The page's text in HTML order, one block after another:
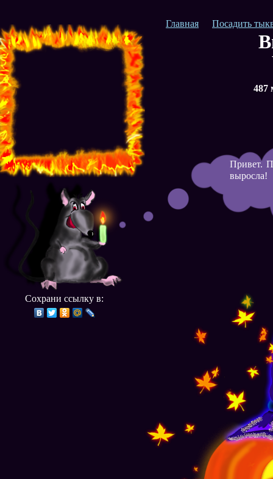
Сохрани ссылку в:
Главная Посадить
487
Привет.
выросла!